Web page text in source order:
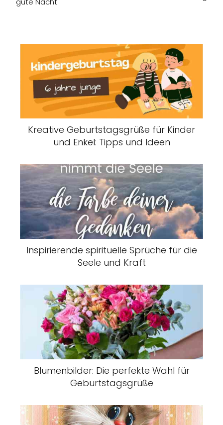
Kreative Geburtstagsgrüße für Kinder
und Enkel: Tipps und Ideen
Inspirierende spirituelle Sprüche für die
Seele und Kraft
Blumenbilder: Die perfekte Wahl für
Geburtstagsgrüße